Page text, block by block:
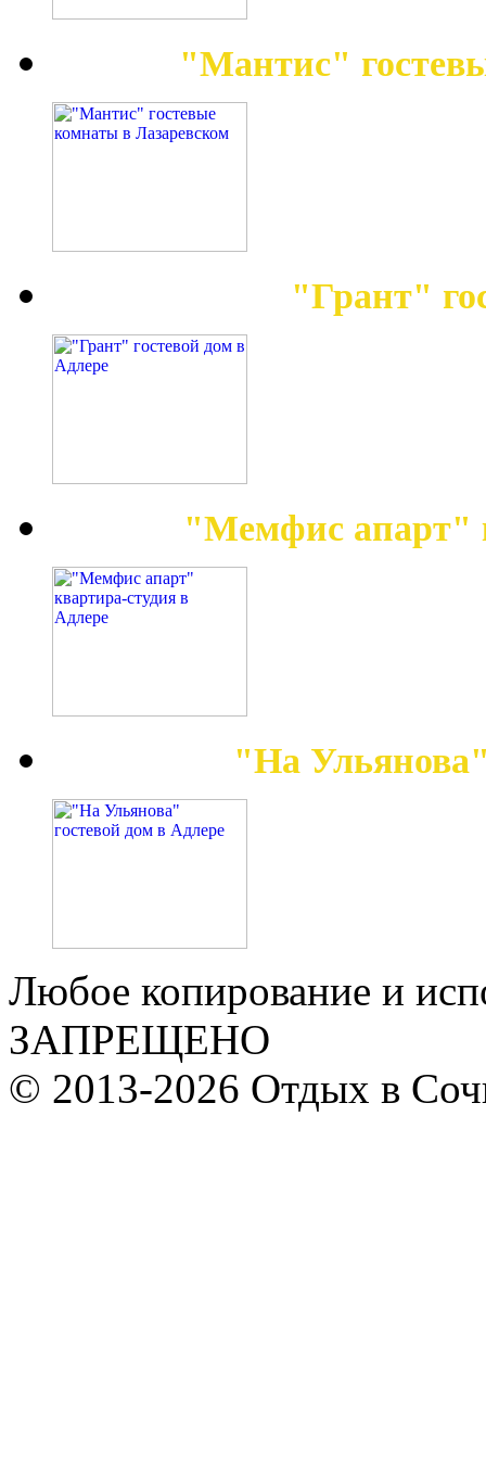
"Мантис"
"Грант"
"Мемфис апарт"
"На Ульянова"
Любое копирование и
ЗАПРЕЩЕНО
© 2013-2026 Отдых в